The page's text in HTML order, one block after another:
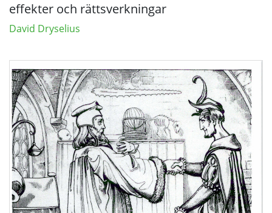
effekter och rättsverkningar
David Dryselius